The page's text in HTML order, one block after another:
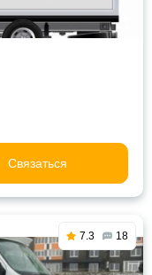
Связаться
7.3 18